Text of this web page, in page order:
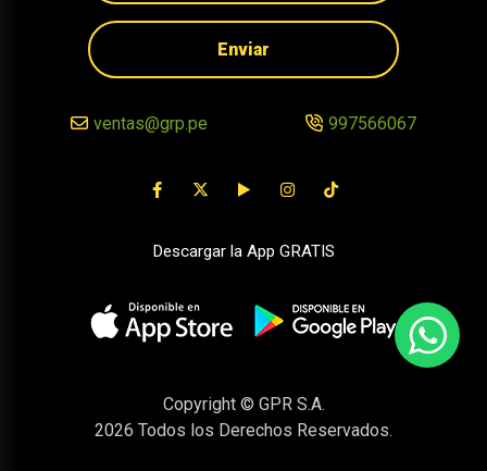
Enviar
ventas@grp.pe 997566067
Descargar la App GRATIS
Copyright © GPR S.A.
2026 Todos los Derechos Reservados.